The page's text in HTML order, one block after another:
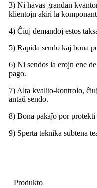
3) Ni havas grandan
klientojn akiri la
4) Ĉiuj demandoj estos
5) Rapida sendo kaj bona
6) Ni sendos la erojn ene
pago.
7) Alta kvalito-kontrolo,
antaŭ sendo.
8) Bona pakaĵo por
9) Sperta teknika subtena
Produkto